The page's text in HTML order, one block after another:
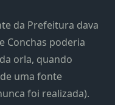
da Prefeitura dava
Conchas poderia
orla, quando
uma fonte
foi realizada).